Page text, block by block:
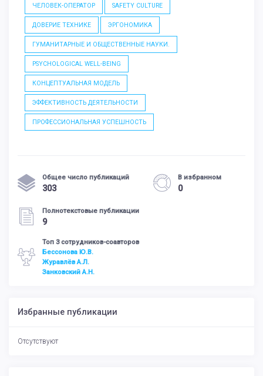
ЧЕЛОВЕК-ОПЕРАТОР SAFETY CULTURE
ДОВЕРИЕ ТЕХНИКЕ ЭРГОНОМИКА
ГУМАНИТАРНЫЕ И ОБЩЕСТВЕННЫЕ НАУКИ.
PSYCHOLOGICAL WELL-BEING
КОНЦЕПТУАЛЬНАЯ МОДЕЛЬ
ЭФФЕКТИВНОСТЬ ДЕЯТЕЛЬНОСТИ
ПРОФЕССИОНАЛЬНАЯ УСПЕШНОСТЬ
Общее число публикаций
303
В избранном
0
Полнотекстовые публикации
9
Топ 3 сотрудников-соавторов
Бессонова Ю.В.
Журавлёв А.Л.
Занковский А.Н.
Избранные публикации
Отсутствуют